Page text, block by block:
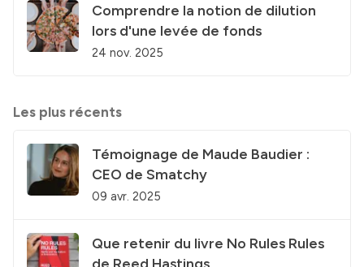
Comprendre la notion de dilution
lors d'une levée de fonds
24 nov. 2025
Les plus récents
Témoignage de Maude Baudier :
CEO de Smatchy
09 avr. 2025
Que retenir du livre No Rules Rules